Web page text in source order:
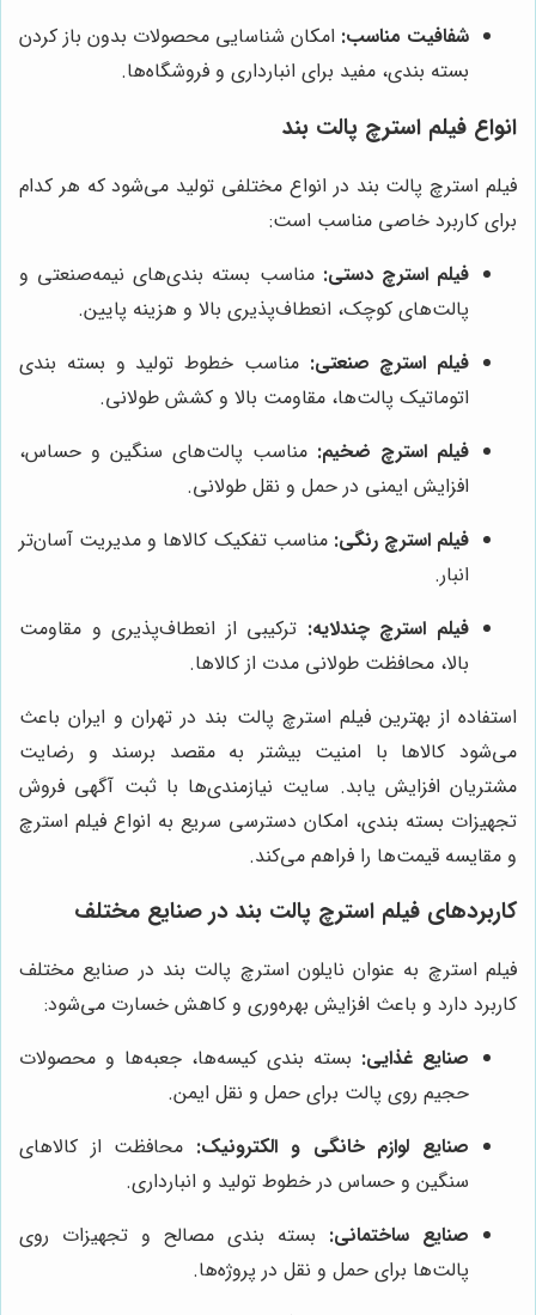
شفافیت مناسب: امکان شناسایی محصولات بدون باز کردن
بسته بندی، مفید برای انبارداری و فروشگاه‌ها.
انواع فیلم استرچ پالت بند
فیلم استرچ پالت بند در انواع مختلفی تولید می‌شود که هر کدام
برای کاربرد خاصی مناسب است:
فیلم استرچ دستی: مناسب بسته بندی‌های نیمه‌صنعتی و
پالت‌های کوچک، انعطاف‌پذیری بالا و هزینه پایین.
فیلم استرچ صنعتی: مناسب خطوط تولید و بسته بندی
اتوماتیک پالت‌ها، مقاومت بالا و کشش طولانی.
فیلم استرچ ضخیم: مناسب پالت‌های سنگین و حساس،
افزایش ایمنی در حمل و نقل طولانی.
فیلم استرچ رنگی: مناسب تفکیک کالاها و مدیریت آسان‌تر
انبار.
فیلم استرچ چندلایه: ترکیبی از انعطاف‌پذیری و مقاومت
بالا، محافظت طولانی مدت از کالاها.
استفاده از بهترین فیلم استرچ پالت بند در تهران و ایران باعث
می‌شود کالاها با امنیت بیشتر به مقصد برسند و رضایت
مشتریان افزایش یابد. سایت نیازمندی‌ها با ثبت آگهی فروش
تجهیزات بسته بندی، امکان دسترسی سریع به انواع فیلم استرچ
و مقایسه قیمت‌ها را فراهم می‌کند.
کاربردهای فیلم استرچ پالت بند در صنایع مختلف
فیلم استرچ به عنوان نایلون استرچ پالت بند در صنایع مختلف
کاربرد دارد و باعث افزایش بهره‌وری و کاهش خسارت می‌شود:
صنایع غذایی: بسته بندی کیسه‌ها، جعبه‌ها و محصولات
حجیم روی پالت برای حمل و نقل ایمن.
صنایع لوازم خانگی و الکترونیک: محافظت از کالاهای
سنگین و حساس در خطوط تولید و انبارداری.
صنایع ساختمانی: بسته بندی مصالح و تجهیزات روی
پالت‌ها برای حمل و نقل در پروژه‌ها.